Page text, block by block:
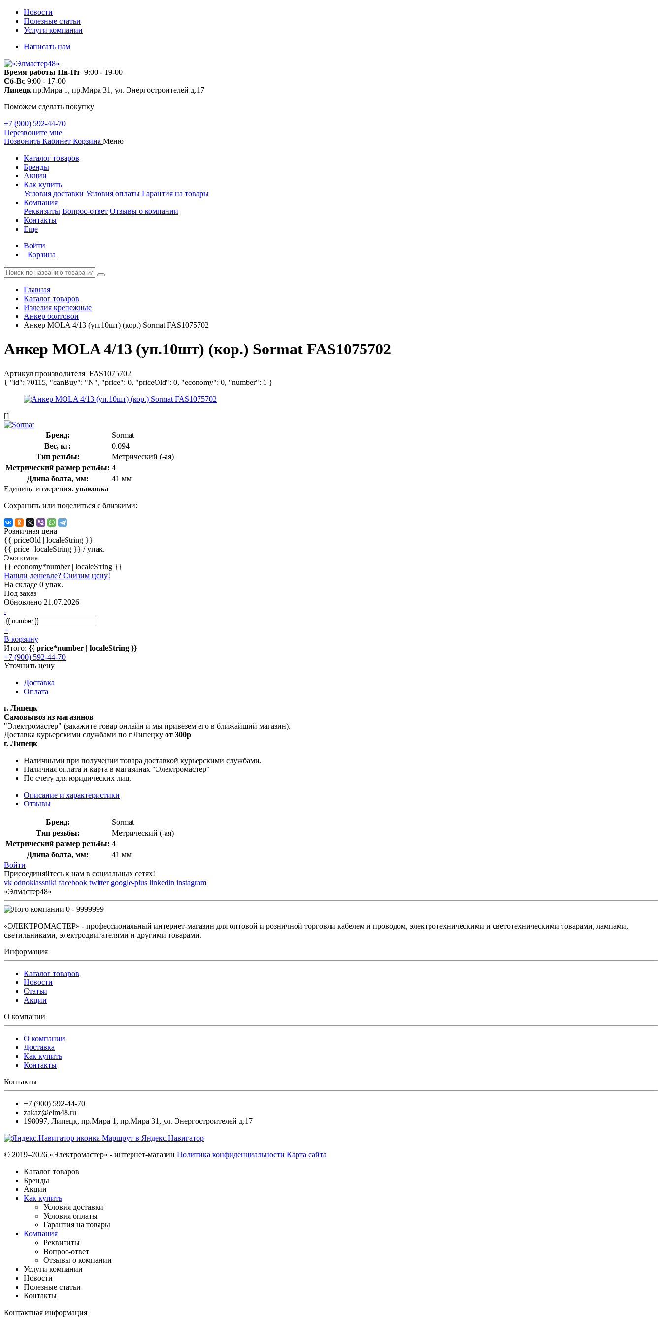
Новости
Полезные статьи
Услуги компании
Написать нам
Время работы Пн-Пт 9:00 - 19-00
Сб-Вс 9:00 - 17-00
Липецк пр.Мира 1, пр.Мира 31, ул. Энергостроителей д.17
Поможем сделать покупку
+7 (900) 592-44-70
Перезвоните мне
Позвонить Кабинет Корзина Меню
Каталог товаров
Бренды
Акции
Как купить
Условия доставки Условия оплаты Гарантия на товары
Компания
Реквизиты Вопрос-ответ Отзывы о компании
Контакты
Еще
Войти
Корзина
Главная
Каталог товаров
Изделия крепежные
Анкер болтовой
Анкер MOLA 4/13 (уп.10шт) (кор.) Sormat FAS1075702
Анкер MOLA 4/13 (уп.10шт) (кор.) Sormat FAS1075702
Артикул производителя FAS1075702
{ "id": 70115, "canBuy": "N", "price": 0, "priceOld": 0, "economy": 0, "number": 1 }
[]
Бренд:
Sormat
Вес, кг:
0.094
Тип резьбы:
Метрический (-ая)
Метрический размер резьбы: 4
Длина болта, мм:
41 мм
Единица измерения: упаковка
Сохранить или поделиться с близкими:
Розничная цена
{{ priceOld | localeString }}
{{ price | localeString }} / упак.
Экономия
{{ economy*number | localeString }}
Нашли дешевле? Снизим цену!
На складе 0 упак.
Под заказ
Обновлено 21.07.2026
-
+
В корзину
Итого: {{ price*number | localeString }}
+7 (900) 592-44-70
Уточнить цену
Доставка
Оплата
г. Липецк
Самовывоз из магазинов
"Электромастер" (закажите товар онлайн и мы привезем его в ближайший магазин).
Доставка курьерскими службами по г.Липецку от 300р
г. Липецк
Наличными при получении товара доставкой курьерскими службами.
Наличная оплата и карта в магазинах "Электромастер"
По счету для юридических лиц.
Описание и характеристики
Отзывы
Бренд:
Sormat
Тип резьбы:
Метрический (-ая)
Метрический размер резьбы: 4
Длина болта, мм:
41 мм
Войти
Присоединяйтесь к нам в социальных сетях!
vk odnoklassniki facebook twitter google-plus linkedin instagram
«Элмастер48»
0 - 9999999
«ЭЛЕКТРОМАСТЕР» - профессиональный интернет-магазин для оптовой и розничной торговли кабелем и проводом, электротехническими и светотехническими товарами, лампами,
светильниками, электродвигателями и другими товарами.
Информация
Каталог товаров
Новости
Статьи
Акции
О компании
О компании
Доставка
Как купить
Контакты
Контакты
+7 (900) 592-44-70
zakaz@elm48.ru
198097, Липецк, пр.Мира 1, пр.Мира 31, ул. Энергостроителей д.17
Маршрут в Яндекс.Навигатор
© 2019–2026 «Электромастер» - интернет-магазин Политика конфиденциальности Карта сайта
Каталог товаров
Бренды
Акции
Как купить
Условия доставки
Условия оплаты
Гарантия на товары
Компания
Реквизиты
Вопрос-ответ
Отзывы о компании
Услуги компании
Новости
Полезные статьи
Контакты
Контактная информация